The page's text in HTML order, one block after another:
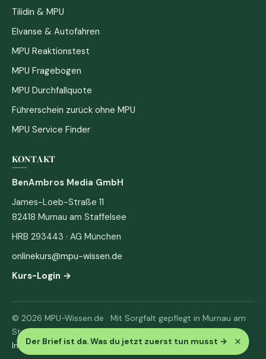
Der Brief ist da. Was du jetzt zuerst tun musst → ×
Tilidin & MPU
Elvanse & Autofahren
MPU Reaktionstest
MPU Fragebogen
MPU Durchfallquote
Führerschein zurück ohne MPU
MPU Service Finder
KONTAKT
BenAmbros Media GmbH
James-Loeb-Straße 11
82418 Murnau am Staffelsee
HRB 293443 · AG München
onlinekurs@mpu-wissen.de
Kurs-Login →
© 2026 MPU-Wissen.de · Mit Sorgfalt gepflegt in Murnau am
Staffelsee
Impressum· Datenschutz & AGB